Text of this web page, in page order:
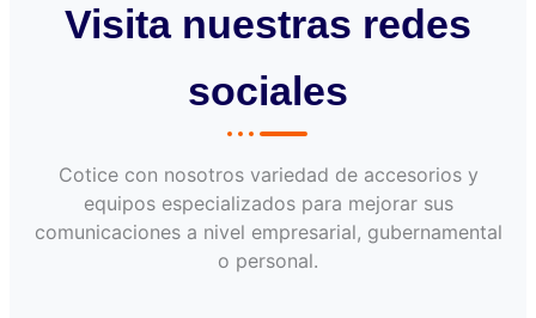
Visita nuestras redes
sociales
Cotice con nosotros variedad de accesorios y
equipos especializados para mejorar sus
comunicaciones a nivel empresarial, gubernamental
o personal.